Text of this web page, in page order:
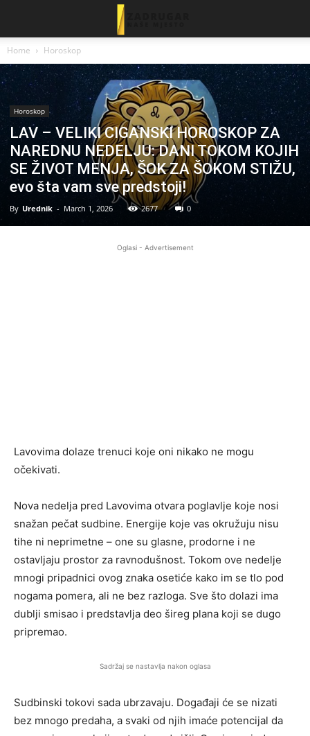
Home Horoskop
Horoskop
LAV – VELIKI CIGANSKI HOROSKOP ZA
NAREDNU NEDELJU: DANI TOKOM KOJIH
SE ŽIVOT MENJA, ŠOK ZA ŠOKOM STIŽU,
evo šta vam sve predstoji!
By Urednik - March 1, 2026 2677 0
Oglasi - Advertisement
Lavovima dolaze trenuci koje oni nikako ne mogu
očekivati.
Nova nedelja pred Lavovima otvara poglavlje koje nosi
snažan pečat sudbine. Energije koje vas okružuju nisu
tihe ni neprimetne – one su glasne, prodorne i ne
ostavljaju prostor za ravnodušnost. Tokom ove nedelje
mnogi pripadnici ovog znaka osetiće kako im se tlo pod
nogama pomera, ali ne bez razloga. Sve što dolazi ima
dublji smisao i predstavlja deo šireg plana koji se dugo
pripremao.
Sadržaj se nastavlja nakon oglasa
Sudbinski tokovi sada ubrzavaju. Događaji će se nizati
bez mnogo predaha, a svaki od njih imaće potencijal da